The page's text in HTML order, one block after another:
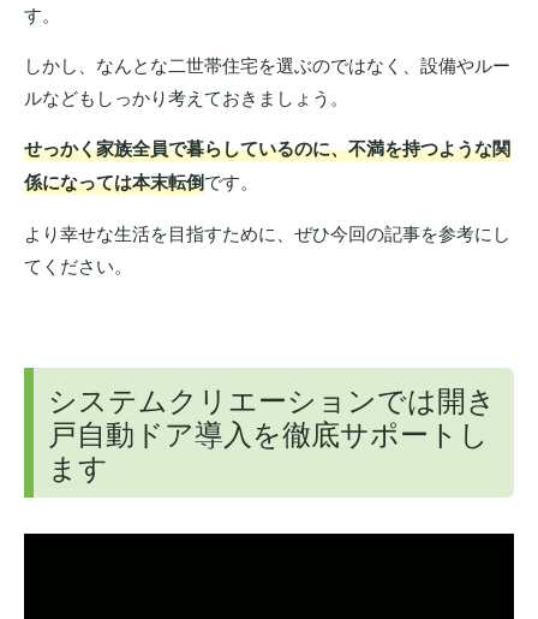
す。
しかし、なんとな二世帯住宅を選ぶのではなく、設備やルー
ルなどもしっかり考えておきましょう。
せっかく家族全員で暮らしているのに、不満を持つような関
係になっては本末転倒です。
より幸せな生活を目指すために、ぜひ今回の記事を参考にし
てください。
システムクリエーションでは開き
戸自動ドア導入を徹底サポートし
ます